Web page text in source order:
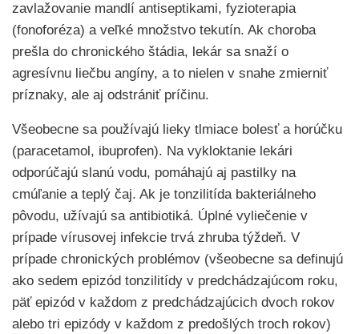
zavlažovanie mandlí antiseptikami, fyzioterapia
(fonoforéza) a veľké množstvo tekutín. Ak choroba
prešla do chronického štádia, lekár sa snaží o
agresívnu liečbu angíny, a to nielen v snahe zmierniť
príznaky, ale aj odstrániť príčinu.
Všeobecne sa používajú lieky tlmiace bolesť a horúčku
(paracetamol, ibuprofen). Na vykloktanie lekári
odporúčajú slanú vodu, pomáhajú aj pastilky na
cmúľanie a teplý čaj. Ak je tonzilitída bakteriálneho
pôvodu, užívajú sa antibiotiká. Úplné vyliečenie v
prípade vírusovej infekcie trvá zhruba týždeň. V
prípade chronických problémov (všeobecne sa definujú
ako sedem epizód tonzilitídy v predchádzajúcom roku,
päť epizód v každom z predchádzajúcich dvoch rokov
alebo tri epizódy v každom z predošlých troch rokov)